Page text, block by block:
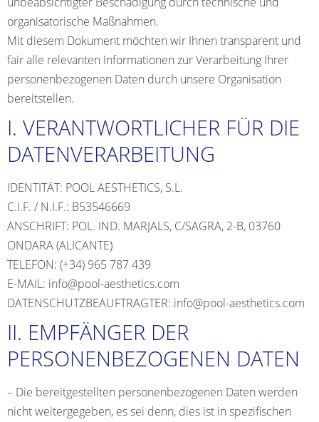
organisatorische Maßnahmen.
Mit diesem Dokument möchten wir Ihnen transparent und
fair alle relevanten Informationen zur Verarbeitung Ihrer
personenbezogenen Daten durch unsere Organisation
bereitstellen.
I. VERANTWORTLICHER FÜR DIE
DATENVERARBEITUNG
IDENTITÄT: POOL AESTHETICS, S.L.
C.I.F. / N.I.F.: B53546669
ANSCHRIFT: POL. IND. MARJALS, C/SAGRA, 2-B, 03760
ONDARA (ALICANTE)
TELEFON: (+34) 965 787 439
E-MAIL: info@pool-aesthetics.com
DATENSCHUTZBEAUFTRAGTER: info@pool-aesthetics.com
II. EMPFÄNGER DER
PERSONENBEZOGENEN DATEN
– Die bereitgestellten personenbezogenen Daten werden
nicht weitergegeben, es sei denn, dies ist in spezifischen